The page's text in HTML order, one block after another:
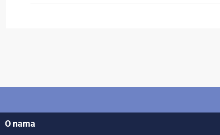
O nama